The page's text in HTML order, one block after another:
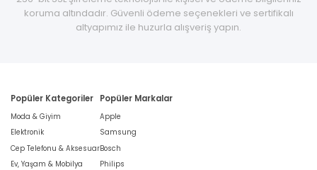
koruma altındadır. Güvenli ödeme seçenekleri ve sertifikalı
altyapımız ile huzurla alışveriş yapın.
Popüler Kategoriler
Moda & Giyim
Elektronik
Cep Telefonu & Aksesuar
Ev, Yaşam & Mobilya
Popüler Markalar
Apple
Samsung
Bosch
Philips